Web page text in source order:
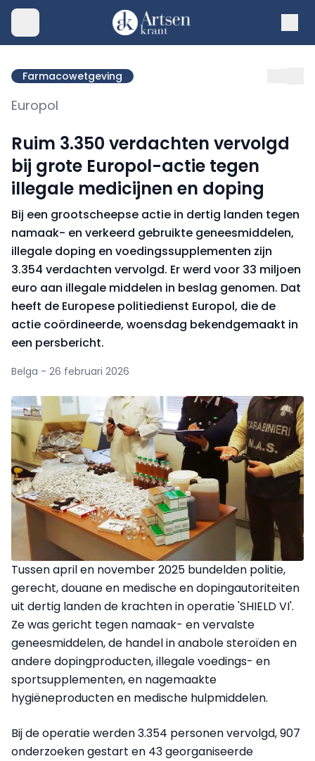
Farmacowetgeving
Europol
Ruim 3.350 verdachten vervolgd
bij grote Europol-actie tegen
illegale medicijnen en doping
Bij een grootscheepse actie in dertig landen tegen
namaak- en verkeerd gebruikte geneesmiddelen,
illegale doping en voedingssupplementen zijn
3.354 verdachten vervolgd. Er werd voor 33 miljoen
euro aan illegale middelen in beslag genomen. Dat
heeft de Europese politiedienst Europol, die de
actie coördineerde, woensdag bekendgemaakt in
een persbericht.
Belga - 26 februari 2026
Tussen april en november 2025 bundelden politie,
gerecht, douane en medische en dopingautoriteiten
uit dertig landen de krachten in operatie 'SHIELD VI'.
Ze was gericht tegen namaak- en vervalste
geneesmiddelen, de handel in anabole steroïden en
andere dopingproducten, illegale voedings- en
sportsupplementen, en nagemaakte
hygiëneproducten en medische hulpmiddelen.
Bij de operatie werden 3.354 personen vervolgd, 907
onderzoeken gestart en 43 georganiseerde